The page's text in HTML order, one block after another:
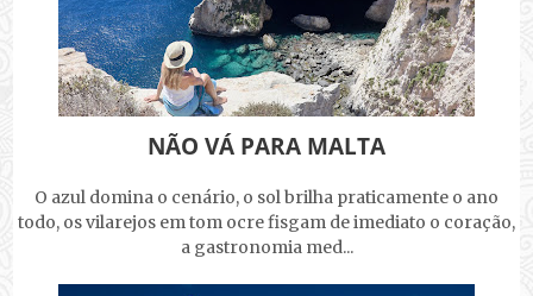
NÃO VÁ PARA MALTA
O azul domina o cenário, o sol brilha praticamente o ano
todo, os vilarejos em tom ocre fisgam de imediato o coração,
a gastronomia med...